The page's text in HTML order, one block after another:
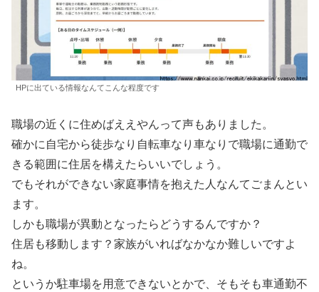
HPに出ている情報なんてこんな程度です
職場の近くに住めばええやんって声もありました。
確かに自宅から徒歩なり自転車なり車なりで職場に通勤で
きる範囲に住居を構えたらいいでしょう。
でもそれができない家庭事情を抱えた人なんてごまんとい
ます。
しかも職場が異動となったらどうするんですか？
住居も移動します？家族がいればなかなか難しいですよ
ね。
というか駐車場を用意できないとかで、そもそも車通勤不